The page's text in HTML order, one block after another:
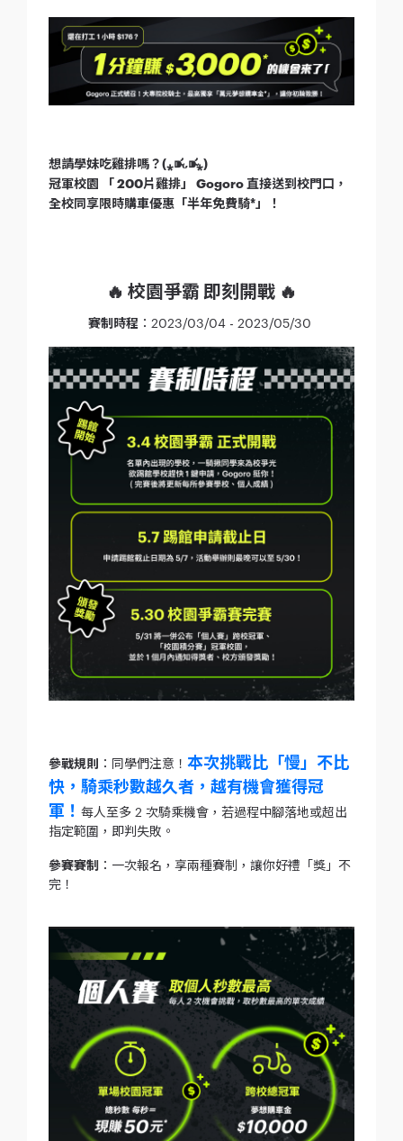
想請學妹吃雞排嗎？(⁎⁍̴̛ᴗ⁍̴̛⁎)
冠軍校園 「 200片雞排」 Gogoro 直接送到校門口，
全校同享限時購車優惠「半年免費騎*」！
🔥 校園爭霸 即刻開戰 🔥
賽制時程 ：2023/03/04 - 2023/05/30
參戰規則 ：同學們注意！ 本次挑戰比「慢」不比
快，騎乘秒數越久者，越有機會獲得冠
軍！ 每人至多 2 次騎乘機會，若過程中腳落地或超出
指定範圍，即判失敗。
參賽賽制 ：一次報名，享兩種賽制，讓你好禮「獎」不
完！